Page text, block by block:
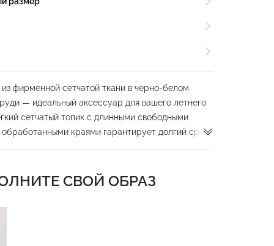
фирменной сетчатой ткани в черно-белом
— идеальный аксессуар для вашего летнего
сетчатый топик с длинными свободными
краями гарантирует долгий срок
СВОЙ ОБРАЗ